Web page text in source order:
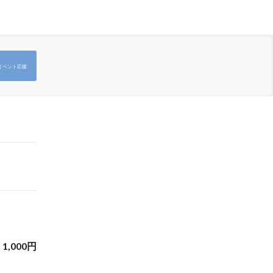
ベント応援
1,000円